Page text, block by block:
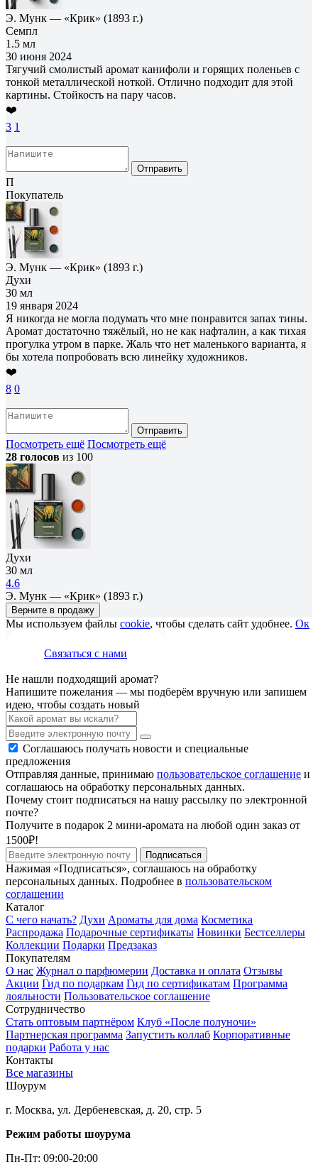
Э. Мунк — «Крик» (1893 г.)
Семпл
1.5 мл
30 июня 2024
Тягучий смолистый аромат канифоли и горящих поленьев с
тонкой металлической ноткой. Отлично подходит для этой
картины. Стойкость на пару часов.
❤️
3 1
Отправить
П
Покупатель
Э. Мунк — «Крик» (1893 г.)
Духи
30 мл
19 января 2024
Я никогда не могла подумать что мне понравится запах тины.
Аромат достаточно тяжёлый, но не как нафталин, а как тихая
прогулка утром в парке. Жаль что нет маленького варианта, я
бы хотела попробовать всю линейку художников.
❤️
8 0
Отправить
Посмотреть ещё Посмотреть ещё
28 голосов из 100
Духи
30 мл
4.6
Э. Мунк — «Крик» (1893 г.)
Верните в продажу
Мы используем файлы cookie, чтобы сделать сайт удобнее. Ок
Связаться с нами
Не нашли подходящий аромат?
Напишите пожелания — мы подберём вручную или запишем
идею, чтобы создать новый
Соглашаюсь получать новости и специальные
предложения
Отправляя данные, принимаю пользовательское соглашение и
соглашаюсь на обработку персональных данных.
Почему стоит подписаться на нашу рассылку по электронной
почте?
Получите в подарок 2 мини-аромата на любой один заказ от
1500₽!
Подписаться
Нажимая «Подписаться», соглашаюсь на обработку
персональных данных. Подробнее в пользовательском
соглашении
Каталог
С чего начать? Духи Ароматы для дома Косметика
Распродажа Подарочные сертификаты Новинки Бестселлеры
Коллекции Подарки Предзаказ
Покупателям
О нас Журнал о парфюмерии Доставка и оплата Отзывы
Акции Гид по подаркам Гид по сертификатам Программа
лояльности Пользовательское соглашение
Сотрудничество
Стать оптовым партнёром Клуб «После полуночи»
Партнерская программа Запустить коллаб Корпоративные
подарки Работа у нас
Контакты
Все магазины
Шоурум
г. Москва, ул. Дербеневская, д. 20, стр. 5
Режим работы шоурума
Пн-Пт: 09:00-20:00